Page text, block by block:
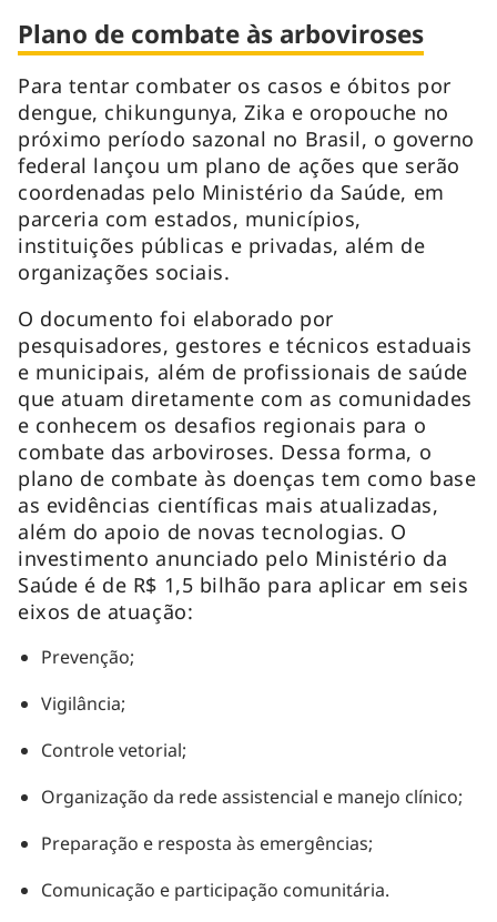
Plano de combate às arboviroses
Para tentar combater os casos e óbitos por
dengue, chikungunya, Zika e oropouche no
próximo período sazonal no Brasil, o governo
federal lançou um plano de ações que serão
coordenadas pelo Ministério da Saúde, em
parceria com estados, municípios,
instituições públicas e privadas, além de
organizações sociais.
O documento foi elaborado por
pesquisadores, gestores e técnicos estaduais
e municipais, além de profissionais de saúde
que atuam diretamente com as comunidades
e conhecem os desafios regionais para o
combate das arboviroses. Dessa forma, o
plano de combate às doenças tem como base
as evidências científicas mais atualizadas,
além do apoio de novas tecnologias. O
investimento anunciado pelo Ministério da
Saúde é de R$ 1,5 bilhão para aplicar em seis
eixos de atuação:
Prevenção;
Vigilância;
Controle vetorial;
Organização da rede assistencial e manejo clínico;
Preparação e resposta às emergências;
Comunicação e participação comunitária.